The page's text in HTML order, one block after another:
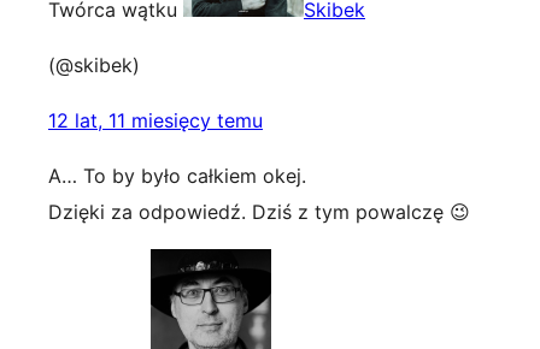
Twórca wątku Skibek
(@skibek)
12 lat, 11 miesięcy temu
A… To by było całkiem okej.
Dzięki za odpowiedź. Dziś z tym powalczę 😉